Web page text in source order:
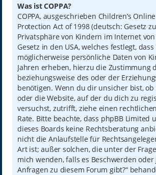
Was ist COPPA?
COPPA, ausgeschrieben Children’s
Protection Act of 1998 (deutsch: Gesetz
Privatsphäre von Kindern im Internet von
Gesetz in den USA, welches festlegt,
möglicherweise persönliche Daten von
Jahren erheben, hierzu die Zustimmung
beziehungsweise des oder der
benötigen. Wenn du dir unsicher bist,
oder die Website, auf der du dich zu
versuchst, zutrifft, ziehe einen
Rate. Bitte beachte, dass phpBB Limited
dieses Boards keine Rechtsberatung
nicht die Anlaufstelle für
Art ist; außer solchen, die unter der
mich wenden, falls es Beschwerden
Anfragen zu diesem Forum gibt?“